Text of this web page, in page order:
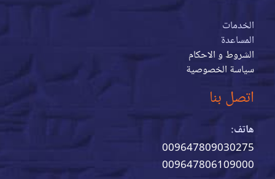
الخدمات
المساعدة
الشروط و الاحكام
سياسة الخصوصية
اتصل بنا
هاتف:
009647809030275
009647806109000